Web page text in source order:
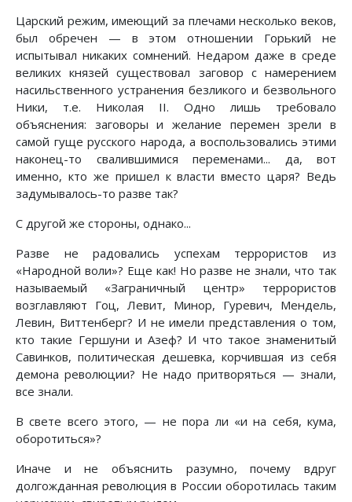
Царский режим, имеющий за плечами несколько веков,
был обречен — в этом отношении Горький не
испытывал никаких сомнений. Недаром даже в среде
великих князей существовал заговор с намерением
насильственного устранения безликого и безвольного
Ники, т.е. Николая II. Одно лишь требовало
объяснения: заговоры и желание перемен зрели в
самой гуще русского народа, а воспользовались этими
наконец-то свалившимися переменами... да, вот
именно, кто же пришел к власти вместо царя? Ведь
задумывалось-то разве так?
С другой же стороны, однако...
Разве не радовались успехам террористов из
«Народной воли»? Еще как! Но разве не знали, что так
называемый «Заграничный центр» террористов
возглавляют Гоц, Левит, Минор, Гуревич, Мендель,
Левин, Виттенберг? И не имели представления о том,
кто такие Гершуни и Азеф? И что такое знаменитый
Савинков, политическая дешевка, корчившая из себя
демона революции? Не надо притворяться — знали,
все знали.
В свете всего этого, — не пора ли «и на себя, кума,
оборотиться»?
Иначе и не объяснить разумно, почему вдруг
долгожданная революция в России оборотилась таким